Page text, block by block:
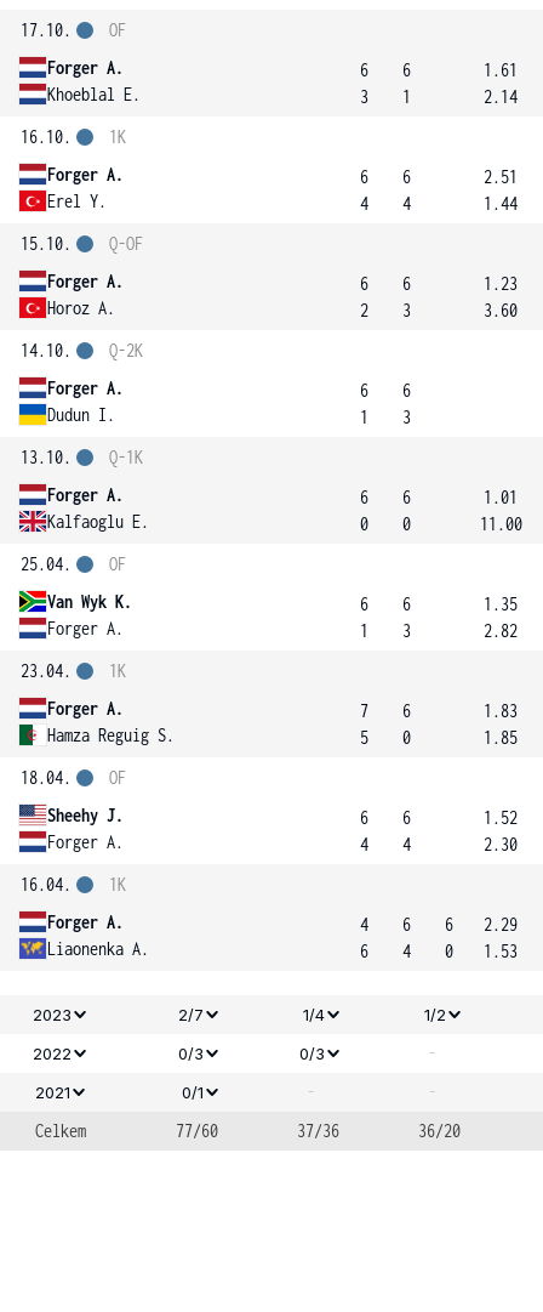
17.10.
Forger A.
Khoeblal E.
OF
6
3
6
1
1.61
2.14
16.10.
Forger A.
Erel Y.
1K
6
4
6
4
2.51
1.44
15.10.
Forger A.
Horoz A.
Q-OF
6
2
6
3
1.23
3.60
14.10.
Forger A.
Dudun I.
Q-2K
6
1
6
3
13.10.
Forger A.
Kalfaoglu E.
Q-1K
6
0
6
0
1.01
11.00
25.04.
Van Wyk K.
Forger A.
OF
6
1
6
3
1.35
2.82
23.04.
Forger A.
Hamza Reguig S.
1K
7
5
6
0
1.83
1.85
18.04.
Sheehy J.
Forger A.
OF
6
4
6
4
1.52
2.30
16.04.
Forger A.
Liaonenka A.
1K
4
6
6
4
6
0
2.29
1.53
2023 2/7 1/4
1/2
2022
0/3 0/3 -
2021 0/1 -
-
Celkem
77/60 37/36 36/20